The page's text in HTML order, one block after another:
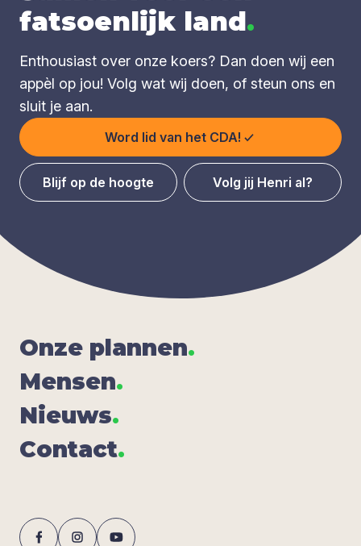
fatsoenlijk land.
Enthousiast over onze koers? Dan doen wij een
appèl op jou! Volg wat wij doen, of steun ons en
sluit je aan.
Word lid van het CDA!
Blijf op de hoogte Volg jij Henri al?
Onze plan­nen.
Men­sen.
Nieuws.
Con­tact.